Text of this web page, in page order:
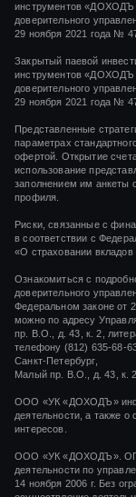
инструментов«ДОХОДЪ
доверительного
29 ноября 2021 года №
Закрытый паевой
инструментов«ДОХОДЪ
доверительного
29 ноября 2021 года №
Представленные
параметрах
офертой. Открытие
использование
заполнением им анкеты
профиля.
Риски, связанные с
в соответствии с
«О страховании вкладов
Ознакомиться с
доверительного
Федеральном законе от
можно по адресу
пр. В.О., д. 43, к. 2,
телефону (812) 635-68-
Санкт-Петербург,
Малый пр. В.О., д. 43, к.
ООО «УК «ДОХОДЪ»
деятельности, а также о
интересов.
ООО «УК «ДОХОДЪ».
деятельности по
14 ноября 2006 г. Без